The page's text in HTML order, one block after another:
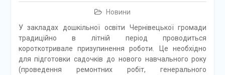
Новини
У закладах дошкільної освіти Чернівецької громади
традиційно в літній період проводиться
короткотривале призупинення роботи. Це необхідно
для підготовки садочків до нового навчального року
(проведення ремонтних робіт, генерального